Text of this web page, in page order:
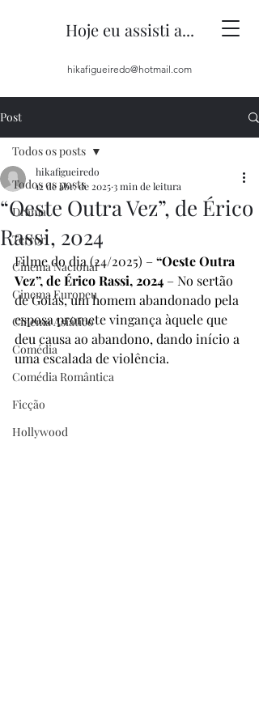
Hoje eu assisti a...
hikafigueiredo@hotmail.com
Post
Todos os posts
Drama
Terror
Cinema Nacional
Cinema Europeu
Cinema Asiático
Comédia
Comédia Romântica
Ficção
Hollywood
Todos os posts
“Oeste Outra Vez”, de Érico
Rassi, 2024
hikafigueiredo
12 de abr. de 20253 min de leitura
Filme do dia (24/2025) – “Oeste Outra
Vez”, de Érico Rassi, 2024 – No sertão
de Goiás, um homem abandonado pela
esposa promete vingança àquele que
deu causa ao abandono, dando início a
uma escalada de violência.